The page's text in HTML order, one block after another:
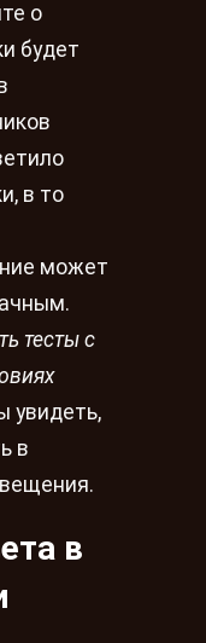
о
будет
в то
может
тесты с
увидеть,
в
в